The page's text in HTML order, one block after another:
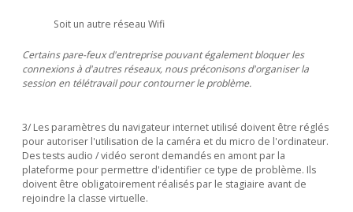
Soit un autre réseau Wifi
Certains pare-feux d'entreprise pouvant également bloquer les
connexions à d'autres réseaux, nous préconisons d'organiser la
session en télétravail pour contourner le problème.
3/ Les paramètres du navigateur internet utilisé doivent être réglés
pour autoriser l'utilisation de la caméra et du micro de l'ordinateur.
Des tests audio / vidéo seront demandés en amont par la
plateforme pour permettre d'identifier ce type de problème. Ils
doivent être obligatoirement réalisés par le stagiaire avant de
rejoindre la classe virtuelle.